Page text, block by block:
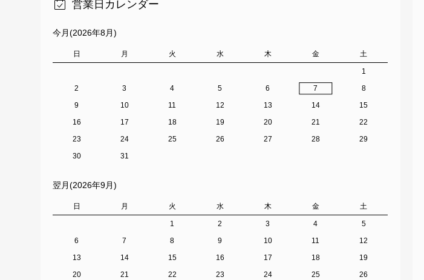
営業日カレンダー
今月(2026年8月)
日 月 火 水 木 金 土
1
2
3 4 5 6 7
8
9
10 11 12 13 14
15
16
17 18 19 20 21
22
23
24 25 26 27 28
29
30
31
翌月(2026年9月)
日 月 火 水 木 金 土
1 2 3 4
5
6
7 8 9 10 11
12
13
14 15 16 17 18
19
20
21 22 23 24 25
26